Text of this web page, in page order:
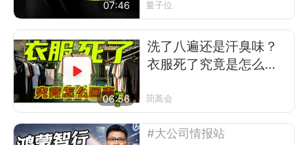
07:46 量子位
06:56
洗了八遍还是汗臭味？
衣服死了究竟是怎么回
茼蒿会
#大公司情报站